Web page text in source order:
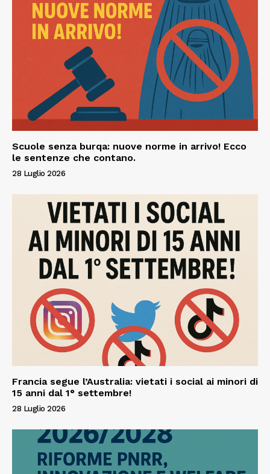
Scuole senza burqa: nuove norme in arrivo! Ecco
le sentenze che contano.
28 Luglio 2026
Francia segue l’Australia: vietati i social ai minori di
15 anni dal 1° settembre!
28 Luglio 2026